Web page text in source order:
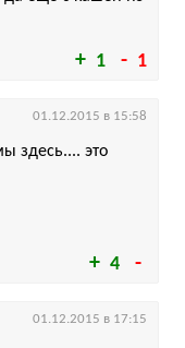
1 1
4
здесь.... это
01.12.2015 в 15:58
01.12.2015 в 17:15